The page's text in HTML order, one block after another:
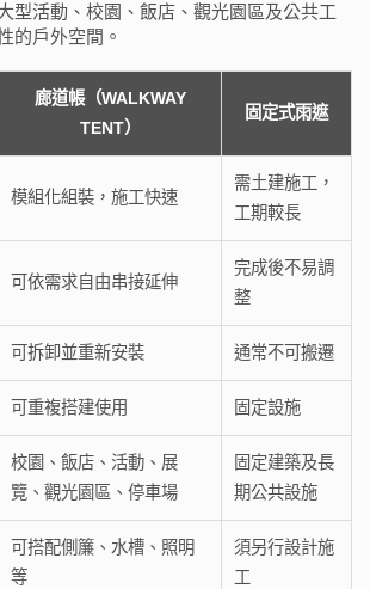
型活動、校園、飯店、觀光園區及公共工
的戶外空間。
廊道帳（WALKWAY
TENT）
固定式雨遮
模組化組裝，施工快速
需土建施工，
工期較長
可依需求自由串接延伸
完成後不易調
整
可拆卸並重新安裝 通常不可搬遷
可重複搭建使用 固定設施
校園、飯店、活動、展
覽、觀光園區、停車場
固定建築及長
期公共設施
可搭配側簾、水槽、照明
等
須另行設計施
工